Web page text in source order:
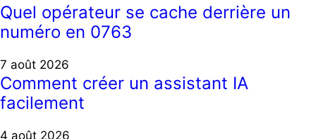
Quel opérateur se cache derrière un
numéro en 0763
7 août 2026
Comment créer un assistant IA
facilement
4 août 2026